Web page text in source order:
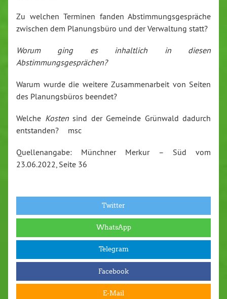
Zu welchen Terminen fanden Abstimmungsgespräche
zwischen dem Planungsbüro und der Verwaltung statt?
Worum ging es inhaltlich in diesen
Abstimmungsgesprächen?
Warum wurde die weitere Zusammenarbeit von Seiten
des Planungsbüros beendet?
Welche Kosten sind der Gemeinde Grünwald dadurch
entstanden? msc
Quellenangabe: Münchner Merkur – Süd vom
23.06.2022, Seite 36
Twitter
WhatsApp
Telegram
Facebook
E-Mail